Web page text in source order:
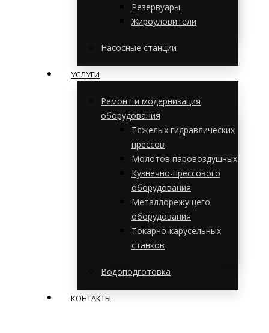
Резервуары
Жироуловители
Насосные станции
УСЛУГИ
Ремонт и модернизация
оборудования
Тяжелых гидравлических
прессов
Молотов паровоздушных
Кузнечно-прессового
оборудования
Металлорежущего
оборудования
Токарно-карусельных
станков
Водоподготовка
КОНТАКТЫ